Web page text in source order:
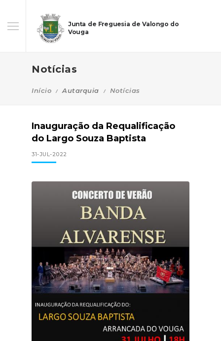
Junta de Freguesia de Valongo do
Vouga
Notícias
Início Autarquia Notícias
Inauguração da Requalificação
do Largo Souza Baptista
31-JUL-2022